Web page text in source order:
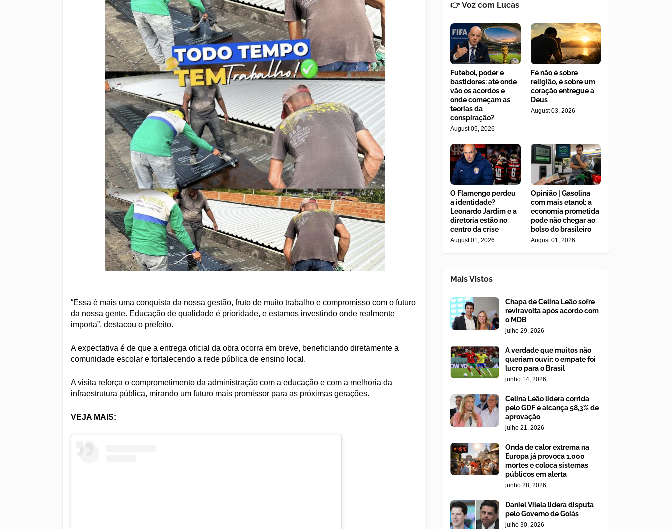
“Essa é mais uma conquista da nossa gestão, fruto de muito trabalho e compromisso com o futuro
da nossa gente. Educação de qualidade é prioridade, e estamos investindo onde realmente
importa”, destacou o prefeito.
A expectativa é de que a entrega oficial da obra ocorra em breve, beneficiando diretamente a
comunidade escolar e fortalecendo a rede pública de ensino local.
A visita reforça o comprometimento da administração com a educação e com a melhoria da
infraestrutura pública, mirando um futuro mais promissor para as próximas gerações.
VEJA MAIS:
👉 Voz com Lucas
Futebol, poder e
bastidores: até onde
vão os acordos e
onde começam as
teorias da
conspiração?
August 05, 2026
Fé não é sobre
religião, é sobre um
coração entregue a
Deus
August 03, 2026
O Flamengo perdeu
a identidade?
Leonardo Jardim e a
diretoria estão no
centro da crise
August 01, 2026
Opinião | Gasolina
com mais etanol: a
economia prometida
pode não chegar ao
bolso do brasileiro
August 01, 2026
Mais Vistos
Chapa de Celina Leão sofre
reviravolta após acordo com
o MDB
julho 29, 2026
A verdade que muitos não
queriam ouvir: o empate foi
lucro para o Brasil
junho 14, 2026
Celina Leão lidera corrida
pelo GDF e alcança 58,3% de
aprovação
julho 21, 2026
Onda de calor extrema na
Europa já provoca 1.000
mortes e coloca sistemas
públicos em alerta
junho 28, 2026
Daniel Vilela lidera disputa
pelo Governo de Goiás
julho 30, 2026